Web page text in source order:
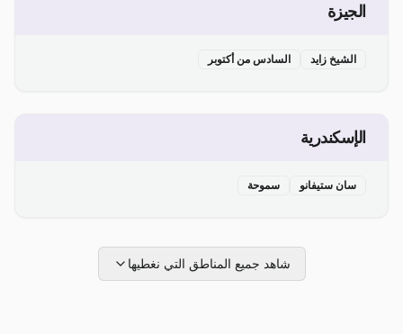
الجيزة
الشيخ زايد السادس من أكتوبر
الإسكندرية
سان ستيفانو سموحة
شاهد جميع المناطق التي نغطيها